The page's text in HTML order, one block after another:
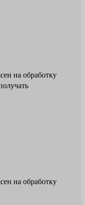
на обработку
на обработку